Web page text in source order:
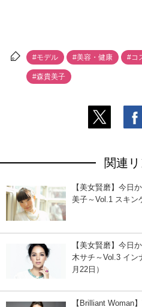
#モデル #美容・健康 #コ
#森貴美子
関連
【美女賢磨】今日
美子～Vol.1 スキン
【美女賢磨】今日
木サチ～Vol.3 イン
月22日）
【Brilliant Woman